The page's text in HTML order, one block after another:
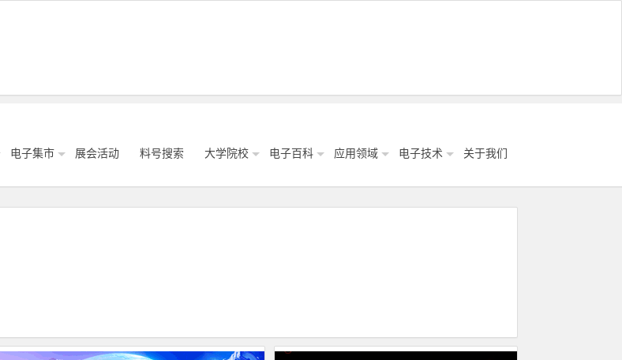
电子集市 展会活动 料号搜索 大学院校 电子百科 应用领域 电子技术 关于我们